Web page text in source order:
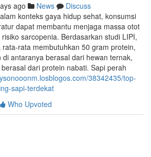
ago News
Discuss
konteks gaya hidup sehat, konsumsi
dapat membantu menjaga massa otot
sarcopenia. Berdasarkan studi LIPI,
rata membutuhkan 50 gram protein,
antaranya berasal dari hewan ternak,
dari protein nabati. Sapi perah
38342435/top-
sapi-terdekat
Who Upvoted